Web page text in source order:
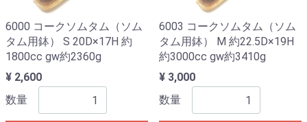
6000 コークソムタム（ソム
タム用鉢） S 20D×17H 約
1800cc gw約2360g
¥ 2,600
数量
6003 コークソムタム（ソム
タム用鉢） M 約22.5D×19H
約3000cc gw約3410g
¥ 3,000
数量